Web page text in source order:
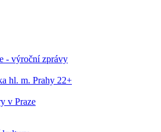
- výroční zprávy
hl. m. Prahy 22+
v Praze